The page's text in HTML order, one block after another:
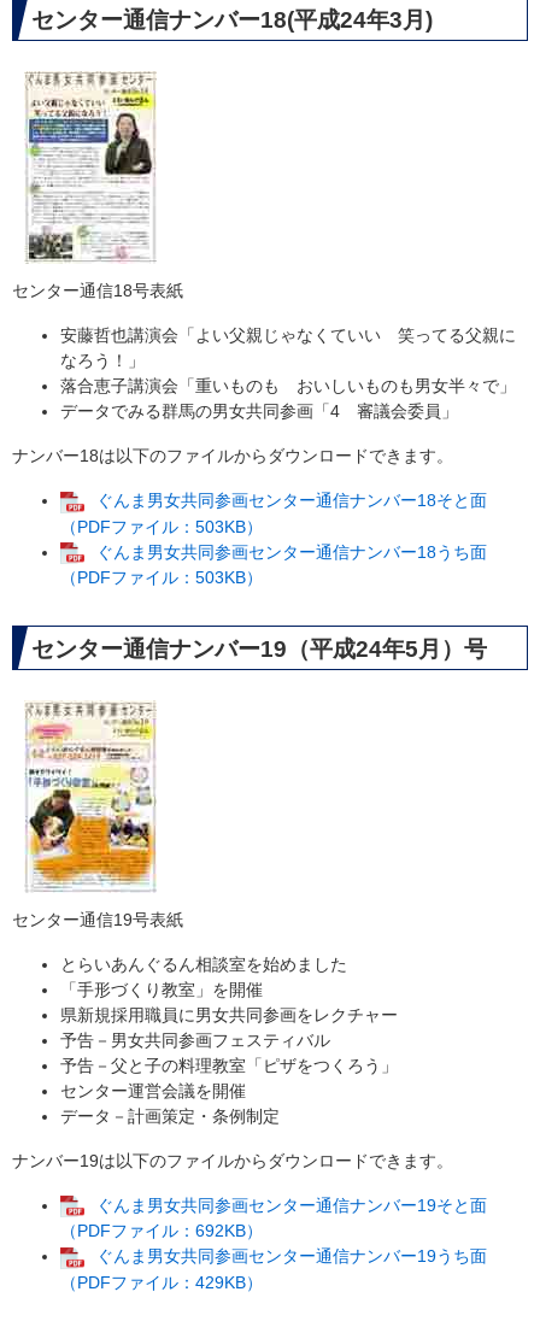
センター通信ナンバー18(平成24年3月)
センター通信18号表紙
安藤哲也講演会「よい父親じゃなくていい 笑ってる父親に
なろう！」
落合恵子講演会「重いものも おいしいものも男女半々で」
データでみる群馬の男女共同参画「4 審議会委員」
ナンバー18は以下のファイルからダウンロードできます。
ぐんま男女共同参画センター通信ナンバー18そと面
（PDFファイル：503KB）
ぐんま男女共同参画センター通信ナンバー18うち面
（PDFファイル：503KB）
センター通信ナンバー19（平成24年5月）号
センター通信19号表紙
とらいあんぐるん相談室を始めました
「手形づくり教室」を開催
県新規採用職員に男女共同参画をレクチャー
予告－男女共同参画フェスティバル
予告－父と子の料理教室「ピザをつくろう」
センター運営会議を開催
データ－計画策定・条例制定
ナンバー19は以下のファイルからダウンロードできます。
ぐんま男女共同参画センター通信ナンバー19そと面
（PDFファイル：692KB）
ぐんま男女共同参画センター通信ナンバー19うち面
（PDFファイル：429KB）